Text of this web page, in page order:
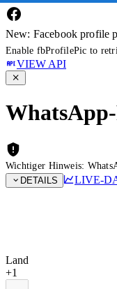
New: Facebook profile
Enable fbProfilePic to
VIEW API
Wichtiger Hinweis:
DETAILS
LIVE-
Land
+1